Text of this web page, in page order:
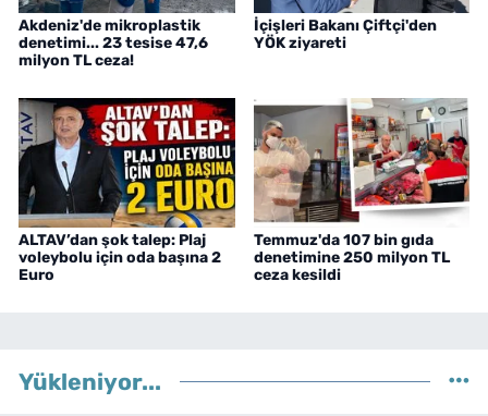
Akdeniz'de mikroplastik
denetimi... 23 tesise 47,6
milyon TL ceza!
İçişleri Bakanı Çiftçi'den
YÖK ziyareti
ALTAV’dan şok talep: Plaj
voleybolu için oda başına 2
Euro
Temmuz'da 107 bin gıda
denetimine 250 milyon TL
ceza kesildi
Yükleniyor...